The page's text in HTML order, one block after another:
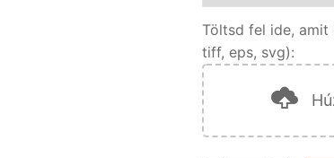
Töltsd fel ide,
tiff, eps, svg):